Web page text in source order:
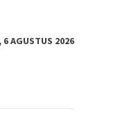
6 AGUSTUS 2026